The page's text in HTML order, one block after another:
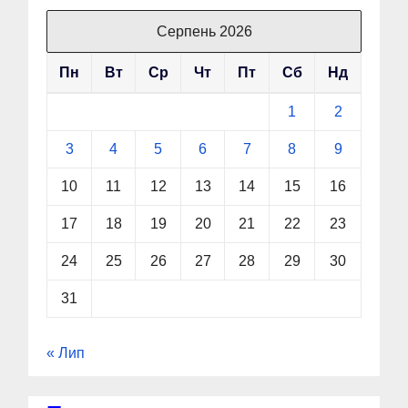
Серпень 2026
Пн Вт Ср Чт Пт Сб Нд
1 2
3 4 5 6 7 8 9
10 11 12 13 14 15 16
17 18 19 20 21 22 23
24 25 26 27 28 29 30
31
« Лип